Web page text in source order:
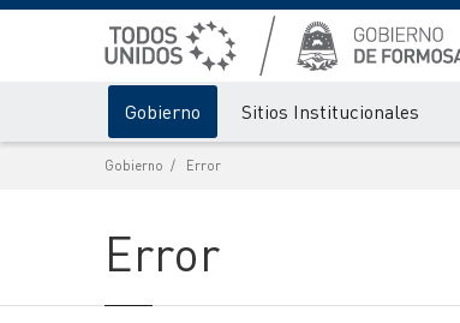
Gobierno Sitios Institucionales
Gobierno Error
Error